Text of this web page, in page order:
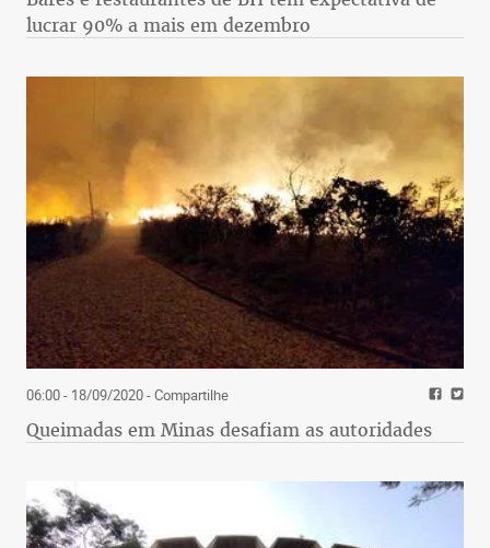
lucrar 90% a mais em dezembro
06:00 - 18/09/2020- Compartilhe
Queimadas em Minas desafiam as autoridades